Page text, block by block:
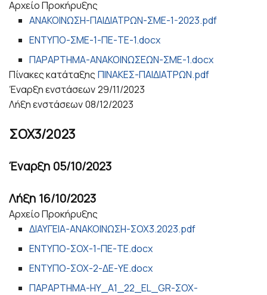
Αρχείο Προκήρυξης
ΑΝΑΚΟΙΝΩΣΗ-ΠΑΙΔΙΑΤΡΩΝ-ΣΜΕ-1-2023.pdf
ΕΝΤΥΠΟ-ΣΜΕ-1-ΠΕ-ΤΕ-1.docx
ΠΑΡΑΡΤΗΜΑ-ΑΝΑΚΟΙΝΩΣΕΩΝ-ΣΜΕ-1.docx
Πίνακες κατάταξης ΠΙΝΑΚΕΣ-ΠΑΙΔΙΑΤΡΩΝ.pdf
Έναρξη ενστάσεων29/11/2023
Λήξη ενστάσεων08/12/2023
ΣΟΧ3/2023
Έναρξη 05/10/2023
Λήξη 16/10/2023
Αρχείο Προκήρυξης
ΔΙΑΥΓΕΙΑ-ΑΝΑΚΟΙΝΩΣΗ-ΣΟΧ3.2023.pdf
ΕΝΤΥΠΟ-ΣΟΧ-1-ΠΕ-ΤΕ.docx
ΕΝΤΥΠΟ-ΣΟΧ-2-ΔΕ-ΥΕ.docx
ΠΑΡΑΡΤΗΜΑ-ΗΥ_A1_22_EL_GR-ΣΟΧ-